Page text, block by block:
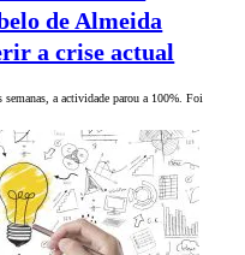
de Almeida
a crise actual
semanas, a actividade parou a 100%. Foi